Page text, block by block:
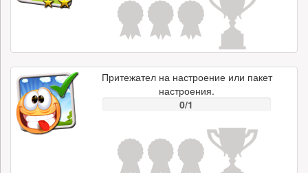
Притежател на настроение или пакет
настроения.
0/1